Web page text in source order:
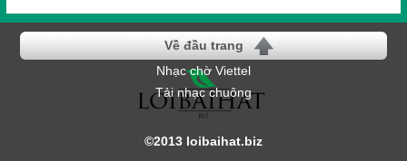
Về đầu trang
Nhạc chờ Viettel
Tải nhạc chuông
©2013 loibaihat.biz